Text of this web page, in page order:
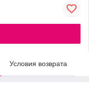
Условия возврата